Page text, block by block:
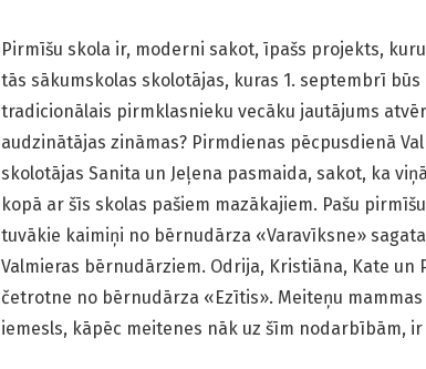
Pirmīšu skola ir, moderni sakot, īpašs projekts,
tās sākumskolas skolotājas, kuras 1. septembrī
tradicionālais pirmklasnieku vecāku jautājums
audzinātājas zināmas? Pirmdienas pēcpusdienā
skolotājas Sanita un Jeļena pasmaida, sakot, ka
kopā ar šīs skolas pašiem mazākajiem. Pašu
tuvākie kaimiņi no bērnudārza «Varavīksne»
Valmieras bērnudārziem. Odrija, Kristiāna, Kate
četrotne no bērnudārza «Ezītis». Meiteņu
iemesls, kāpēc meitenes nāk uz šīm nodarbībām,